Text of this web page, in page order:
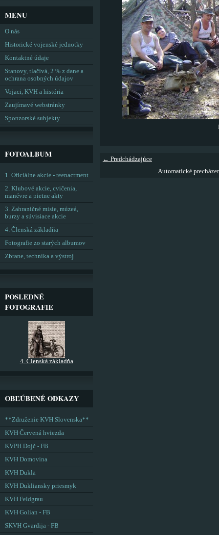
← Predchádzajúce
Automatické
MENU
O nás
Historické vojenské jednotky
Kontaktné údaje
Stanovy, tlačivá, 2 % z dane a
ochrana osobných údajov
Vojaci, KVH a história
Zaujímavé webstránky
Sponzorské subjekty
FOTOALBUM
1. Oficiálne akcie - reenactment
2. Klubové akcie, cvičenia,
manévre a pietne akty
3. Zahraničné misie, múzeá,
burzy a súvisiace akcie
4. Členská základňa
Fotografie zo starých albumov
Zbrane, technika a výstroj
POSLEDNÉ
FOTOGRAFIE
4. Členská základňa
OBĽÚBENÉ ODKAZY
**Združenie KVH Slovenska**
KVH Červená hviezda
KVPH Dojč - FB
KVH Domovina
KVH Dukla
KVH Dukliansky priesmyk
KVH Feldgrau
KVH Golian - FB
SKVH Gvardija - FB